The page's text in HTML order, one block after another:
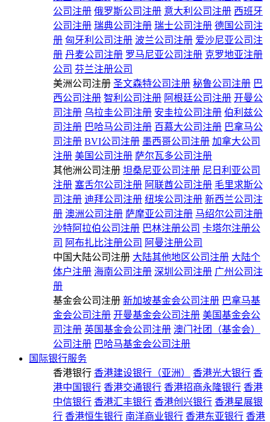
公司注册 俄罗斯公司注册 意大利公司注册 西班牙
公司注册 瑞典公司注册 瑞士公司注册 德国公司注
册 匈牙利公司注册 波兰公司注册 爱沙尼亚公司注
册 丹麦公司注册 罗马尼亚公司注册 克罗地亚注册
公司 芬兰注册公司
美洲公司注册 圣文森特公司注册 秘鲁公司注册 巴
西公司注册 智利公司注册 阿根廷公司注册 开曼公
司注册 乌拉圭公司注册 安圭拉公司注册 伯利兹公
司注册 巴哈马公司注册 百慕大公司注册 巴拿马公
司注册 BVI公司注册 墨西哥公司注册 加拿大公司
注册 美国公司注册 萨尔瓦多公司注册
其他洲公司注册 坦桑尼亚公司注册 尼日利亚公司
注册 塞舌尔公司注册 阿联酋公司注册 毛里求斯公
司注册 迪拜公司注册 纽埃公司注册 新西兰公司注
册 澳洲公司注册 萨摩亚公司注册 马绍尔公司注册
沙特阿拉伯公司注册 巴林注册公司 卡塔尔注册公
司 阿布扎比注册公司 阿曼注册公司
中国大陆公司注册 大陆其他地区公司注册 大陆个
体户注册 海南公司注册 深圳公司注册 广州公司注
册
基金会公司注册 新加坡基金会公司注册 巴拿马基
金会公司注册 开曼基金会公司注册 美国基金会公
司注册 英国基金会公司注册 澳门社团（基金会）
公司注册 巴哈马基金会公司注册
国际银行服务
香港银行 香港建设银行（亚洲） 香港光大银行 香
港中国银行 香港交通银行 香港招商永隆银行 香港
中信银行 香港汇丰银行 香港创兴银行 香港星展银
行 香港恒生银行 南洋商业银行 香港东亚银行 香港